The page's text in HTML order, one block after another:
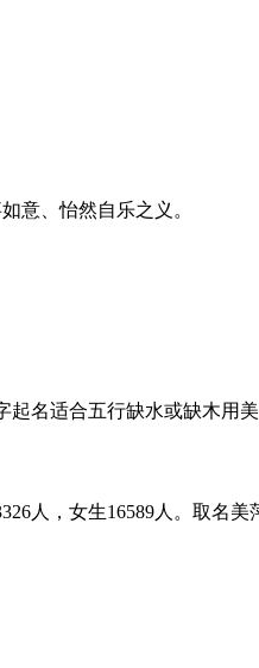
意、怡然自乐之义。
名适合五行缺水或缺木用美
人，女生16589人。取名美